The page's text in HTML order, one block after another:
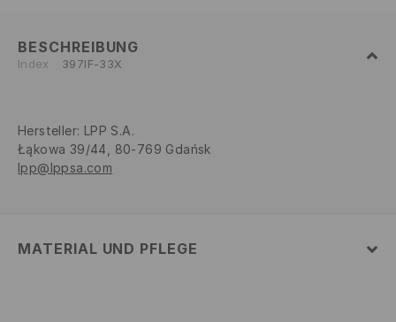
BESCHREIBUNG
Index 397IF-33X
Hersteller: LPP S.A.
Łąkowa 39/44, 80-769 Gdańsk
lpp@lppsa.com
MATERIAL UND PFLEGE